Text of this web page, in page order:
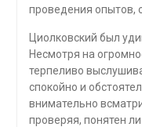
проведения опытов,
Циолковский был
Несмотря на
терпеливо
спокойно и
внимательно
проверяя, понятен ли